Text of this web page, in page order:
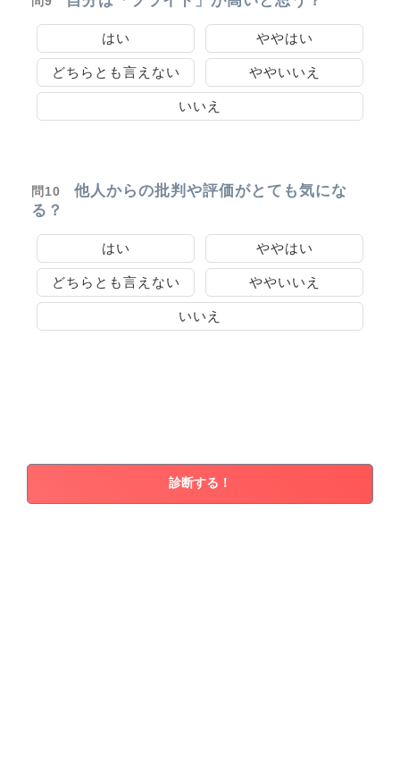
はい ややはい
どちらとも言えない ややいいえ
いいえ
問10
他人からの批判や評価がとても気にな
る？
はい ややはい
どちらとも言えない ややいいえ
いいえ